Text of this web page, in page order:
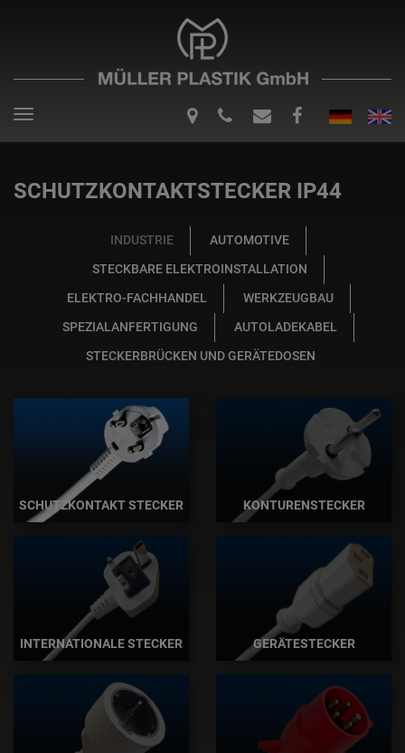
Toggle
SCHUTZKONTAKTSTECKER IP44
INDUSTRIE
AUTOMOTIVE
STECKBARE ELEKTROINSTALLATION
ELEKTRO-FACHHANDEL
WERKZEUGBAU
SPEZIALANFERTIGUNG
AUTOLADEKABEL
STECKERBRÜCKEN UND GERÄTEDOSEN
SCHUTZKONTAKT STECKER KONTURENSTECKER
INTERNATIONALE STECKER GERÄTESTECKER